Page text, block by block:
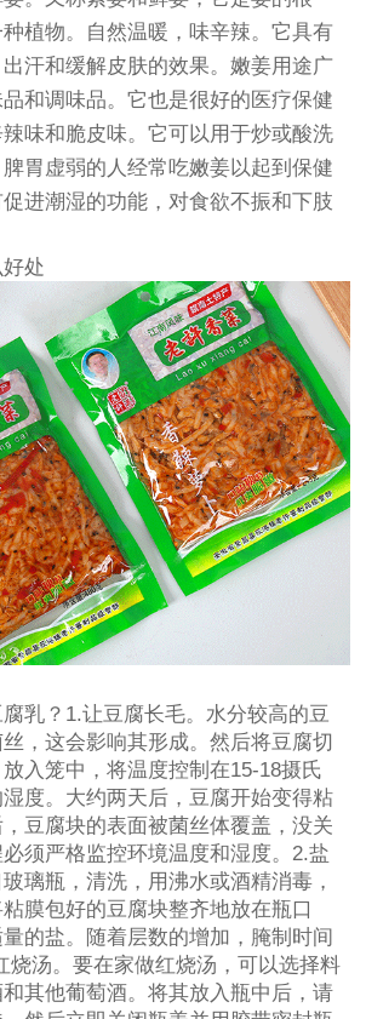
植物。自然温暖，味辛辣。它具有
汗和缓解皮肤的效果。嫩姜用途广
和调味品。它也是很好的医疗保健
味和脆皮味。它可以用于炒或酸洗
胃虚弱的人经常吃嫩姜以起到保健
进潮湿的功能，对食欲不振和下肢
处
乳？1.让豆腐长毛。水分较高的豆
，这会影响其形成。然后将豆腐切
入笼中，将温度控制在15-18摄氏
度。大约两天后，豆腐开始变得粘
豆腐块的表面被菌丝体覆盖，没关
须严格监控环境温度和湿度。2.盐
璃瓶，清洗，用沸水或酒精消毒，
膜包好的豆腐块整齐地放在瓶口
量的盐。随着层数的增加，腌制时间
烧汤。要在家做红烧汤，可以选择料
其他葡萄酒。将其放入瓶中后，请